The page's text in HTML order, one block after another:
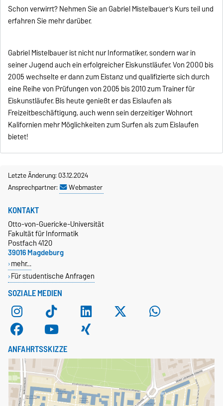
Schon verwirrt? Nehmen Sie an Gabriel Mistelbauer’s Kurs teil und
erfahren Sie mehr darüber.
Gabriel Mistelbauer ist nicht nur Informatiker, sondern war in
seiner Jugend auch ein erfolgreicher Eiskunstläufer. Von 2000 bis
2005 wechselte er dann zum Eistanz und qualifizierte sich durch
eine Reihe von Prüfungen von 2005 bis 2010 zum Trainer für
Eiskunstläufer. Bis heute genießt er das Eislaufen als
Freizeitbeschäftigung, auch wenn sein derzeitiger Wohnort
Kalifornien mehr Möglichkeiten zum Surfen als zum Eislaufen
bietet!
Letzte Änderung: 03.12.2024
Ansprechpartner:
Webmaster
SOZIALE MEDIEN
KONTAKT
Otto-von-Guericke-Universität
Fakultät für Informatik
Postfach 4120
39016 Magdeburg
mehr…
Für studentische Anfragen
ANFAHRTSSKIZZE